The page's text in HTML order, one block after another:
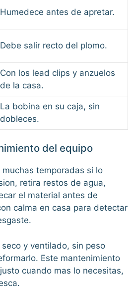
Humedece antes de apretar.
Debe salir recto del plomo.
Con los lead clips y anzuelos
de la casa.
La bobina en su caja, sin
dobleces.
del equipo
temporadas si lo
retira restos de agua,
el material antes de
calma en casa para detectar
y ventilado, sin peso
Este mantenimiento
cuando mas lo necesitas,